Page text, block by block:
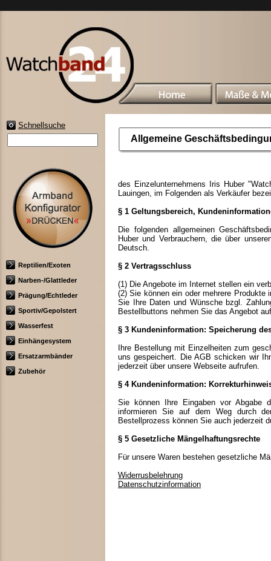
Schnellsuche
Reptilien/Exoten
Narben-/Glattleder
Prägung/Echtleder
Sportiv/Gepolstert
Wasserfest
Einhängesystem
Ersatzarmbänder
Zubehör
Allgemeine
des Einzelunternehmens Iris Huber
Lauingen, im Folgenden als Verkäufer
§ 1 Geltungsbereich,
Die folgenden allgemeinen
Huber und Verbrauchern, die über
Deutsch.
§ 2 Vertragsschluss
(1) Die Angebote im Internet stellen ein
(2) Sie können ein oder mehrere
Sie Ihre Daten und Wünsche bzgl.
Bestellbuttons nehmen Sie das Angebot
§ 3 Kundeninformation: Speicherung
Ihre Bestellung mit Einzelheiten zum
uns gespeichert. Die AGB schicken wir
jederzeit über unsere Webseite aufrufen.
§ 4 Kundeninformation:
Sie können Ihre Eingaben vor Abgabe
informieren Sie auf dem Weg durch
Bestellprozess können Sie auch jederzeit
§ 5 Gesetzliche Mängelhaftungsrechte
Für unsere Waren bestehen gesetzliche
Widerrusbelehrung
Datenschutzinformation